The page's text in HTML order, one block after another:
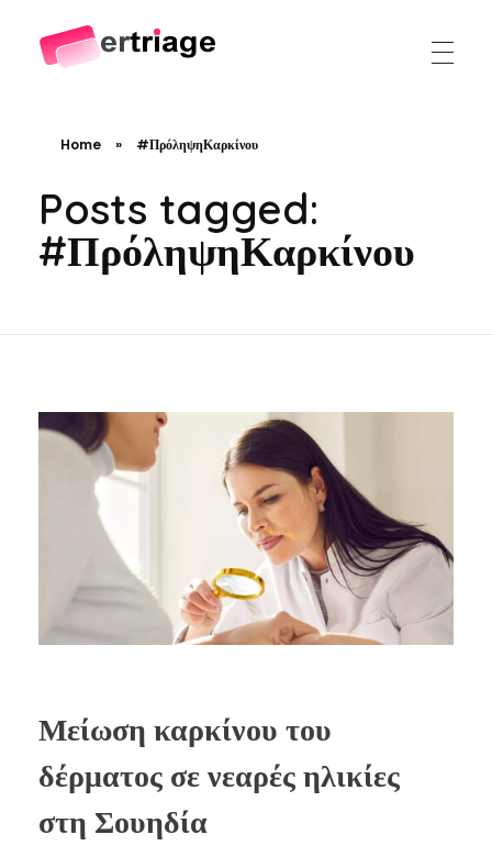
Home » #ΠρόληψηΚαρκίνου
Posts tagged:
#ΠρόληψηΚαρκίνου
Μείωση καρκίνου του
δέρματος σε νεαρές ηλικίες
στη Σουηδία